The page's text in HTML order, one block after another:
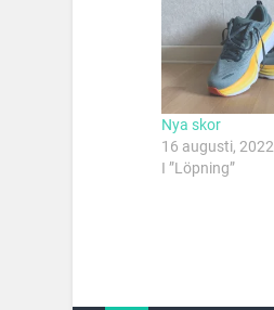
Nya skor
16 augusti, 2022
I ”Löpning”